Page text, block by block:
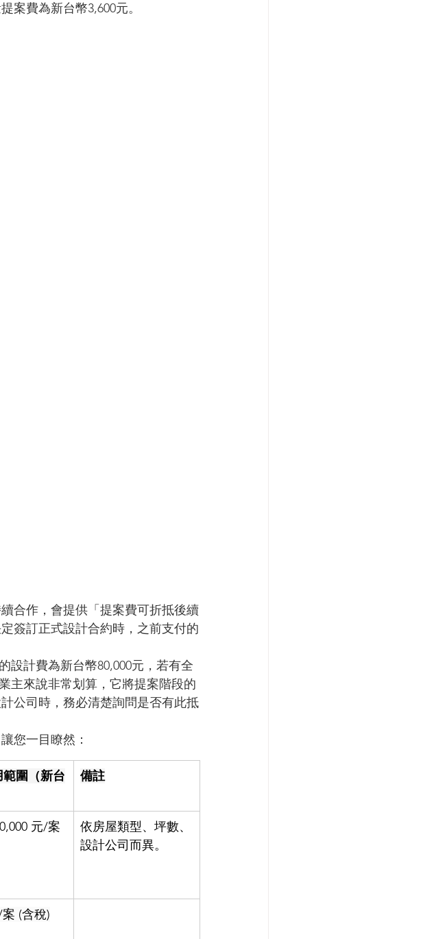
案費為新台幣3,600元。
合作，會提供「提案費可折抵後續
簽訂正式設計合約時，之前支付的
設計費為新台幣80,000元，若有全
主來說非常划算，它將提案階段的
公司時，務必清楚詢問是否有此抵
您一目瞭然：
圍（新台
備註
元/案
依房屋類型、坪數、
設計公司而異。
(含稅)